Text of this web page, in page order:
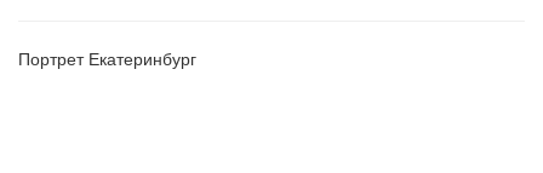
Портрет Екатеринбург